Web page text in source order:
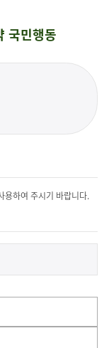
국민행동
용하여 주시기 바랍니다.